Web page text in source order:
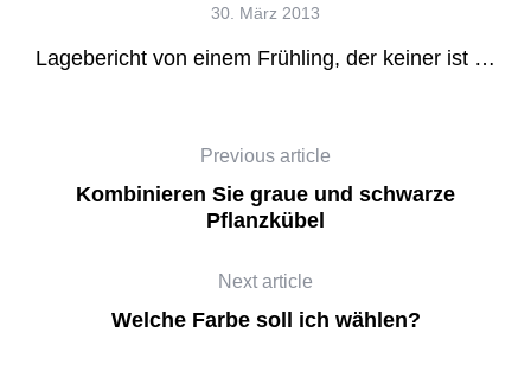
30. März 2013
Lagebericht von einem Frühling, der keiner ist …
Previous article
Kombinieren Sie graue und schwarze
Pflanzkübel
Next article
Welche Farbe soll ich wählen?